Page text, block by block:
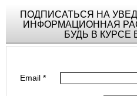
ПОДПИСАТЬСЯ НА
ИНФОРМАЦИОННАЯ
БУДЬ В
Email*